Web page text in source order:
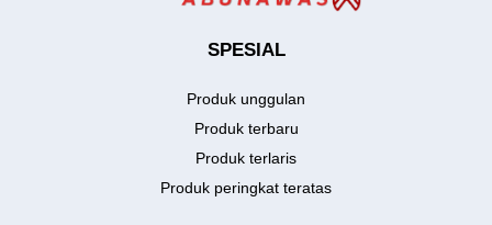
SPESIAL
Produk unggulan
Produk terbaru
Produk terlaris
Produk peringkat teratas